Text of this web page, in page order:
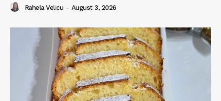
Rahela Velicu - August 3, 2026